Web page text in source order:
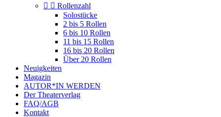
  Rollenzahl
Solostücke
2 bis 5 Rollen
6 bis 10 Rollen
11 bis 15 Rollen
16 bis 20 Rollen
Über 20 Rollen
Neuigkeiten
Magazin
AUTOR*IN WERDEN
Der Theaterverlag
FAQ/AGB
Kontakt